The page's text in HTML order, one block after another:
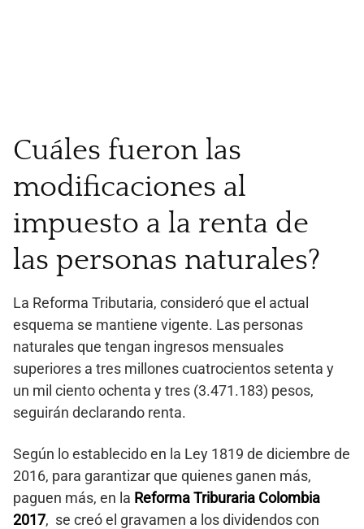
Cuáles fueron las
modificaciones al
impuesto a la renta de
las personas naturales?
La Reforma Tributaria, consideró que el actual
esquema se mantiene vigente. Las personas
naturales que tengan ingresos mensuales
superiores a tres millones cuatrocientos setenta y
un mil ciento ochenta y tres (3.471.183) pesos,
seguirán declarando renta.
Según lo establecido en la Ley 1819 de diciembre de
2016, para garantizar que quienes ganen más,
paguen más, en la Reforma Triburaria Colombia
2017, se creó el gravamen a los dividendos con